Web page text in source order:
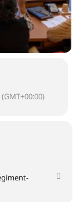
(GMT+00:00)